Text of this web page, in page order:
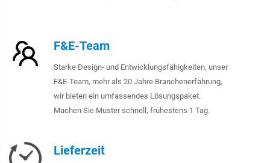
F&E-Team
Starke Design- und Entwicklungsfähigkeiten, unser
F&E-Team, mehr als 20 Jahre Branchenerfahrung,
wir bieten ein umfassendes Lösungspaket.
Machen Sie Muster schnell, frühestens 1 Tag.
Lieferzeit